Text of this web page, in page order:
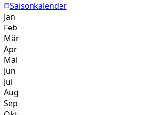
Saisonkalender
Jan
Feb
Mär
Apr
Mai
Jun
Jul
Aug
Sep